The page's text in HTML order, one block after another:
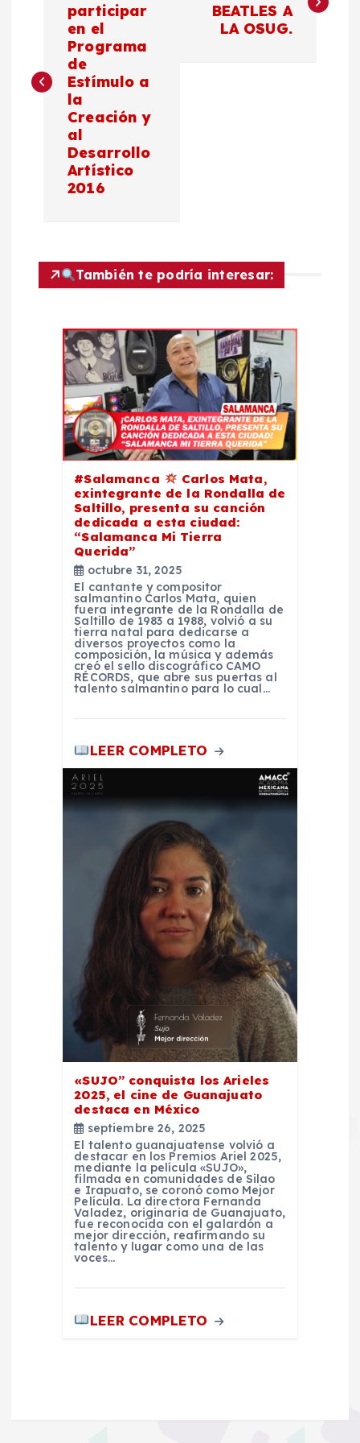
e
participar
en el
Programa
de
Estímulo a
la
Creación y
al
Desarrollo
Artístico
2016
BEATLES A
LA OSUG.
También te podría interesar:
#Salamanca
Carlos Mata,
exintegrante de la Rondalla de
Saltillo, presenta su canción
dedicada a esta ciudad:
“Salamanca Mi Tierra
Querida”
octubre 31, 2025
El cantante y compositor
salmantino Carlos Mata, quien
fuera integrante de la Rondalla de
Saltillo de 1983 a 1988, volvió a su
tierra natal para dedicarse a
diversos proyectos como la
composición, la música y además
creó el sello discográfico CAMO
RÉCORDS, que abre sus puertas al
talento salmantino para lo cual…
LEER COMPLETO
«SUJO” conquista los Arieles
2025, el cine de Guanajuato
destaca en México
septiembre 26, 2025
El talento guanajuatense volvió a
destacar en los Premios Ariel 2025,
mediante la película «SUJO»,
filmada en comunidades de Silao
e Irapuato, se coronó como Mejor
Película. La directora Fernanda
Valadez, originaria de Guanajuato,
fue reconocida con el galardón a
mejor dirección, reafirmando su
talento y lugar como una de las
voces…
LEER COMPLETO